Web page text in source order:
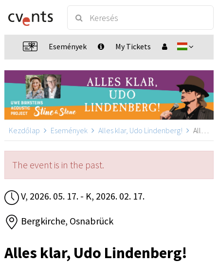
Események My Tickets
Kezdőlap Események Alles klar, Udo Lindenberg! Alles klar, Udo Lindenberg!, Osnabrück
The event is in the past.
V, 2026. 05. 17. - K, 2026. 02. 17.
Bergkirche, Osnabrück
Alles klar, Udo Lindenberg!